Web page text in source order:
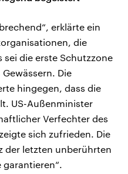
erklärte ein
die
sei die erste Schutzzone
Die
hingegen, dass die
US-Außenminister
Verfechter des
sich zufrieden. Die
der letzten unberührten